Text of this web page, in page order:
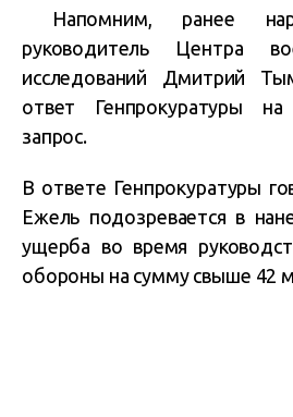
Напомним, ранее
руководитель Центра
исследований Дмитрий
ответ Генпрокуратуры
запрос.
В ответе Генпрокуратуры
Ежель подозревается в
ущерба во время
обороны на сумму свыше 42